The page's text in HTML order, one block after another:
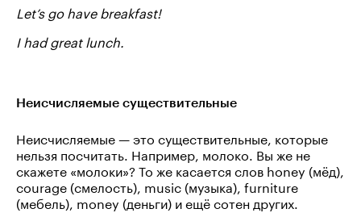
Let’s go have breakfast!
I had great lunch.
Неисчисляемые существительные
Неисчисляемые — это существительные, которые
нельзя посчитать. Например, молоко. Вы же не
скажете «молоки»? То же касается слов honey (мёд),
courage (смелость), music (музыка), furniture
(мебель), money (деньги) и ещё сотен других.